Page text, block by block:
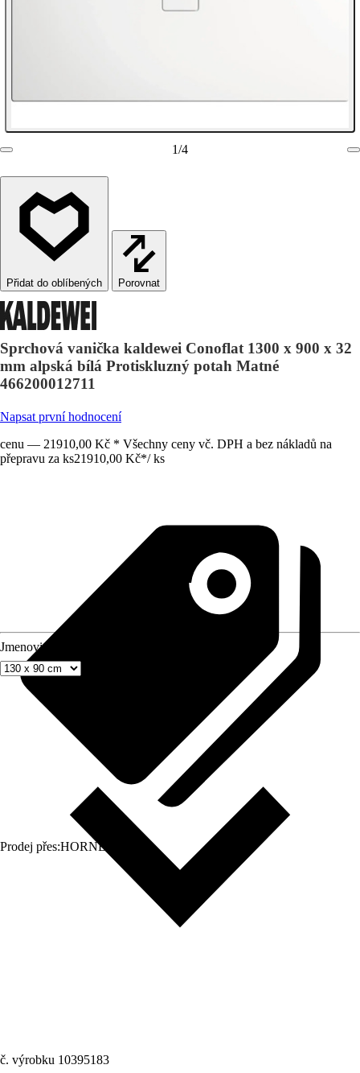
1/4
Porovnat
Sprchová vanička kaldewei Conoflat 1300 x 900 x 32
mm alpská bílá Protiskluzný potah Matné
466200012711
Napsat první hodnocení
cenu — 21910,00 Kč * Všechny ceny vč. DPH a bez nákladů na
přepravu za ks21910,00 Kč*/ ks
Prodej přes:HORNBACH
Jmenovitý rozmer (DxŠ)
č. výrobku 10395183